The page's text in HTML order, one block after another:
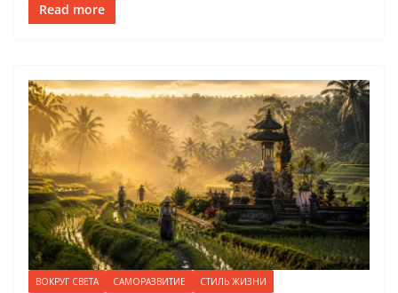
Read more
ВОКРУГ СВЕТА САМОРАЗВИТИЕ СТИЛЬ ЖИЗНИ